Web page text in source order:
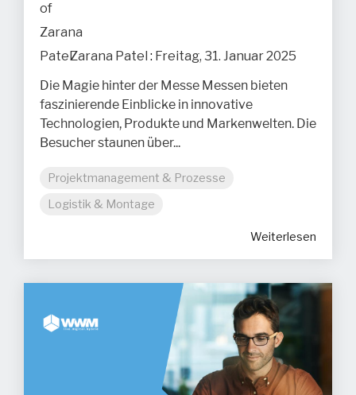
Zarana Patel : Freitag, 31. Januar 2025
Die Magie hinter der Messe Messen bieten
faszinierende Einblicke in innovative
Technologien, Produkte und Markenwelten. Die
Besucher staunen über...
Projektmanagement & Prozesse
Logistik & Montage
Weiterlesen